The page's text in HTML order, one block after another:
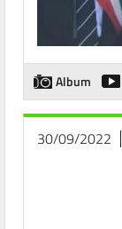
Album
30/09/2022